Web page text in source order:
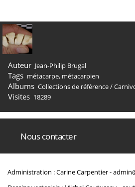
Auteur Jean-Philip Brugal
Tags métacarpe, métacarpien
Albums Collections de référence/
Visites 18289
Nous contacter
Administration : Carine Carpentier -